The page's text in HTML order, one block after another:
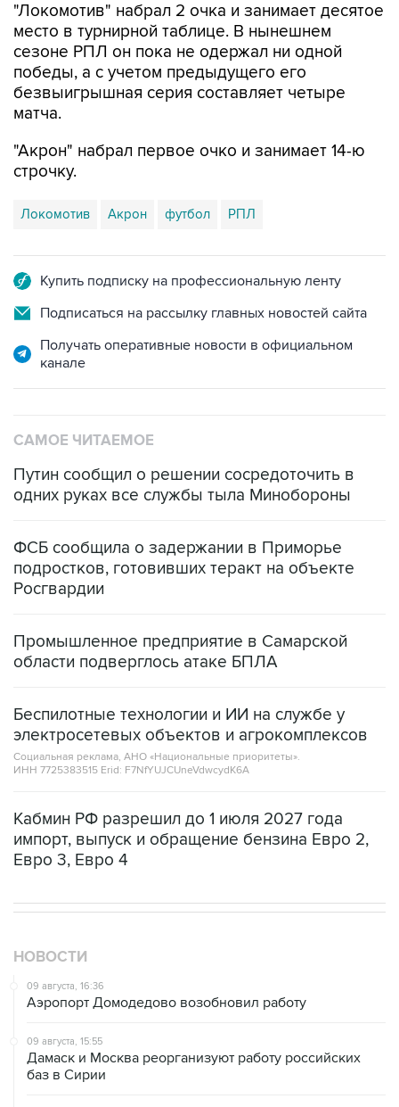
"Локомотив" набрал 2 очка и занимает десятое
место в турнирной таблице. В нынешнем
сезоне РПЛ он пока не одержал ни одной
победы, а с учетом предыдущего его
безвыигрышная серия составляет четыре
матча.
"Акрон" набрал первое очко и занимает 14-ю
строчку.
Локомотив Акрон футбол РПЛ
Купить подписку на профессиональную ленту
Подписаться на рассылку главных новостей сайта
Получать оперативные новости в официальном
канале
САМОЕ ЧИТАЕМОЕ
Путин сообщил о решении сосредоточить в
одних руках все службы тыла Минобороны
ФСБ сообщила о задержании в Приморье
подростков, готовивших теракт на объекте
Росгвардии
Промышленное предприятие в Самарской
области подверглось атаке БПЛА
Беспилотные технологии и ИИ на службе у
электросетевых объектов и агрокомплексов
Социальная реклама, АНО «Национальные приоритеты».
ИНН 7725383515 Erid: F7NfYUJCUneVdwcydK6A
Кабмин РФ разрешил до 1 июля 2027 года
импорт, выпуск и обращение бензина Евро 2,
Евро 3, Евро 4
НОВОСТИ
09 августа, 16:36
Аэропорт Домодедово возобновил работу
09 августа, 15:55
Дамаск и Москва реорганизуют работу российских
баз в Сирии